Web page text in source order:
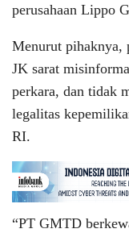
perusahaan Lippo
Menurut pihaknya,
JK sarat
perkara, dan tidak
legalitas
RI.
“PT GMTD